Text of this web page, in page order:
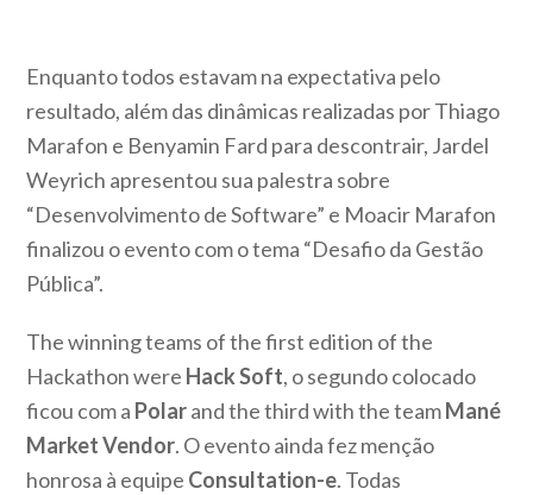
Enquanto todos estavam na expectativa pelo
resultado, além das dinâmicas realizadas por Thiago
Marafon e Benyamin Fard para descontrair, Jardel
Weyrich apresentou sua palestra sobre
“Desenvolvimento de Software” e Moacir Marafon
finalizou o evento com o tema “Desafio da Gestão
Pública”.
The winning teams of the first edition of the
Hackathon were Hack Soft, o segundo colocado
ficou com a Polarand the third with the teamMané
Market Vendor. O evento ainda fez menção
honrosa à equipe Consultation-e. Todas